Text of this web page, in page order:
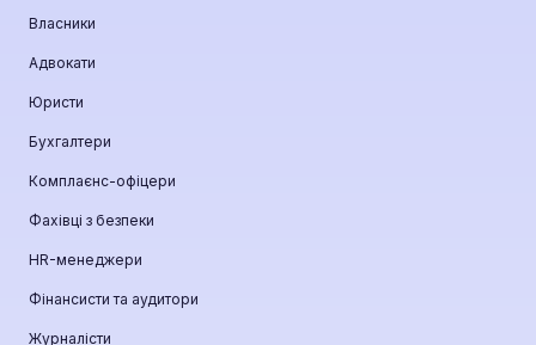
Власники
Адвокати
Юристи
Бухгалтери
Комплаєнс-офіцери
Фахівці з безпеки
HR-менеджери
Фінансисти та аудитори
Журналісти